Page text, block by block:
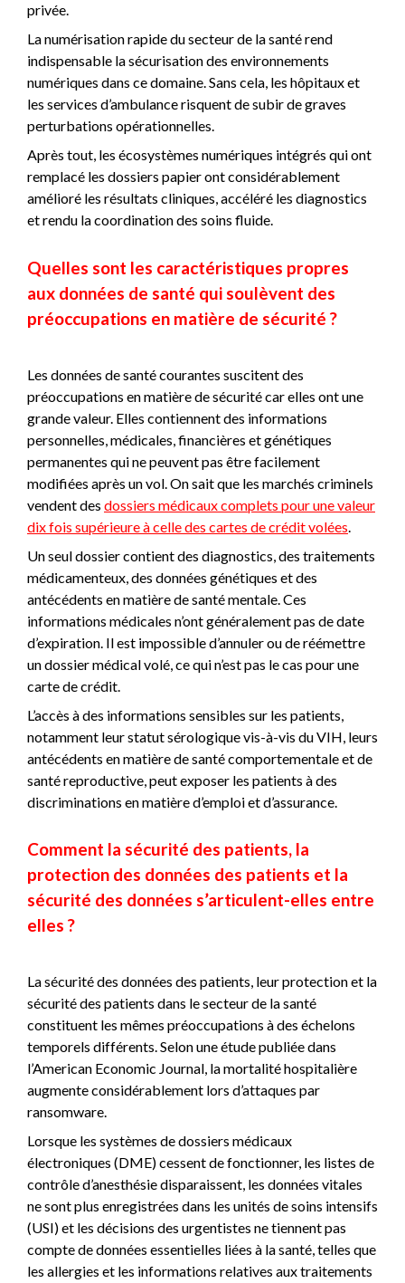
privée.
La numérisation rapide du secteur de la santé rend
indispensable la sécurisation des environnements
numériques dans ce domaine. Sans cela, les hôpitaux et
les services d’ambulance risquent de subir de graves
perturbations opérationnelles.
Après tout, les écosystèmes numériques intégrés qui ont
remplacé les dossiers papier ont considérablement
amélioré les résultats cliniques, accéléré les diagnostics
et rendu la coordination des soins fluide.
Quelles sont les caractéristiques propres
aux données de santé qui soulèvent des
préoccupations en matière de sécurité ?
Les données de santé courantes suscitent des
préoccupations en matière de sécurité car elles ont une
grande valeur. Elles contiennent des informations
personnelles, médicales, financières et génétiques
permanentes qui ne peuvent pas être facilement
modifiées après un vol. On sait que les marchés criminels
vendent des dossiers médicaux complets pour une valeur
dix fois supérieure à celle des cartes de crédit volées
Un seul dossier contient des diagnostics, des traitements
médicamenteux, des données génétiques et des
antécédents en matière de santé mentale. Ces
informations médicales n’ont généralement pas de date
d’expiration. Il est impossible d’annuler ou de réémettre
un dossier médical volé, ce qui n’est pas le cas pour une
carte de crédit.
L’accès à des informations sensibles sur les patients,
notamment leur statut sérologique vis-à-vis du VIH, leurs
antécédents en matière de santé comportementale et de
santé reproductive, peut exposer les patients à des
discriminations en matière d’emploi et d’assurance.
Comment la sécurité des patients, la
protection des données des patients et la
sécurité des données s’articulent-elles entre
elles ?
La sécurité des données des patients, leur protection et la
sécurité des patients dans le secteur de la santé
constituent les mêmes préoccupations à des échelons
temporels différents. Selon une étude publiée dans
l’American Economic Journal, la mortalité hospitalière
augmente considérablement lors d’attaques par
ransomware.
Lorsque les systèmes de dossiers médicaux
électroniques (DME) cessent de fonctionner, les listes de
contrôle d’anesthésie disparaissent, les données vitales
ne sont plus enregistrées dans les unités de soins intensifs
(USI) et les décisions des urgentistes ne tiennent pas
compte de données essentielles liées à la santé, telles que
les allergies et les informations relatives aux traitements